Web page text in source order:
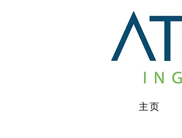
主页